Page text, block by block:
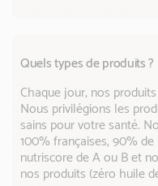
Quels types de produits ?
Chaque jour, nos
Nous privilégions les
sains pour votre santé.
100% françaises, 90%
nutriscore de A ou B et
nos produits (zéro huile